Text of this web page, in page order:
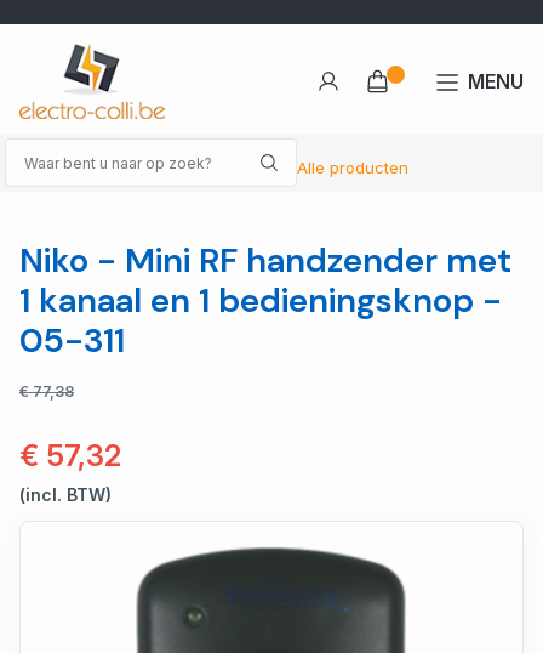
Alle producten
MENU
Niko - Mini RF handzender met
1 kanaal en 1 bedieningsknop -
05-311
€ 77,38
€ 57,32
(incl. BTW)